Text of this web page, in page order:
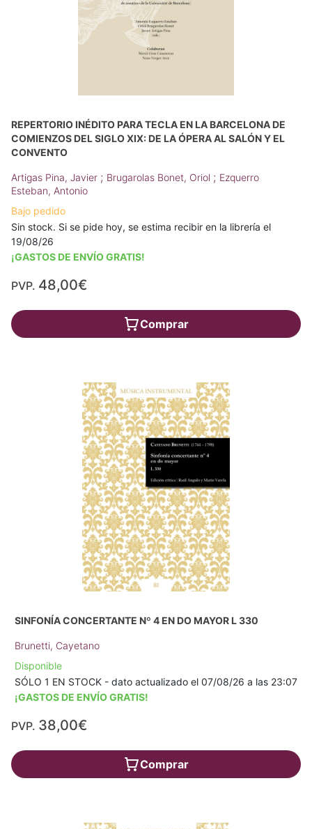
REPERTORIO INÉDITO PARA TECLA EN LA BARCELONA DE
COMIENZOS DEL SIGLO XIX: DE LA ÓPERA AL SALÓN Y EL
CONVENTO
Artigas Pina, Javier ; Brugarolas Bonet, Oriol ; Ezquerro
Esteban, Antonio
Bajo pedido
Sin stock. Si se pide hoy, se estima recibir en la librería el
19/08/26
¡GASTOS DE ENVÍO GRATIS!
PVP. 48,00€
Comprar
SINFONÍA CONCERTANTE Nº 4 EN DO MAYOR L 330
Brunetti, Cayetano
Disponible
SÓLO 1 EN STOCK - dato actualizado el 07/08/26 a las 23:07
¡GASTOS DE ENVÍO GRATIS!
PVP. 38,00€
Comprar